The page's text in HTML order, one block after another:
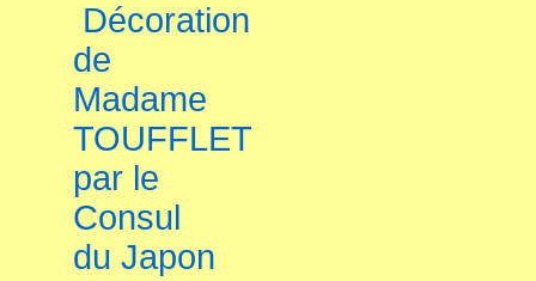
Décoration
de
Madame
TOUFFLET
par le
Consul
du Japon